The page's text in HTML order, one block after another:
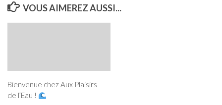
VOUS AIMEREZ AUSSI...
Bienvenue chez Aux Plaisirs
de l’Eau !